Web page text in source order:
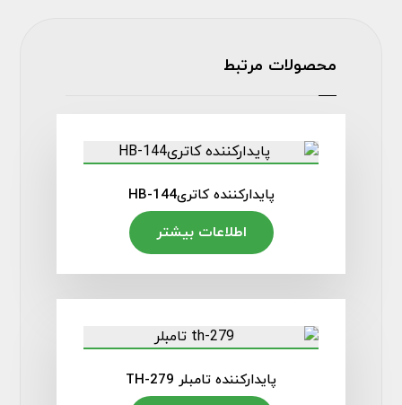
محصولات مرتبط
پایدارکننده کاتریHB-144
اطلاعات بیشتر
پایدارکننده تامبلر TH-279